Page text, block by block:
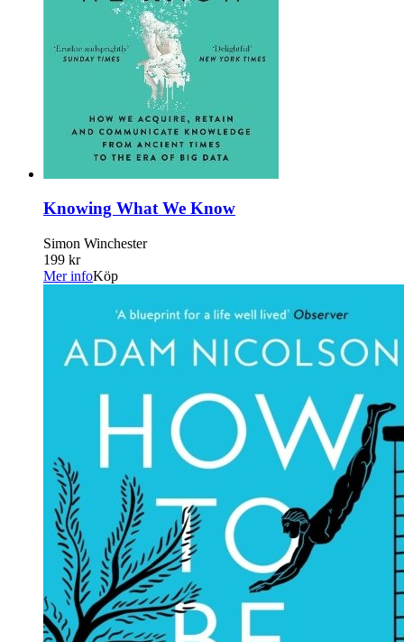
Knowing What We Know
Simon Winchester
199 kr
Mer infoKöp